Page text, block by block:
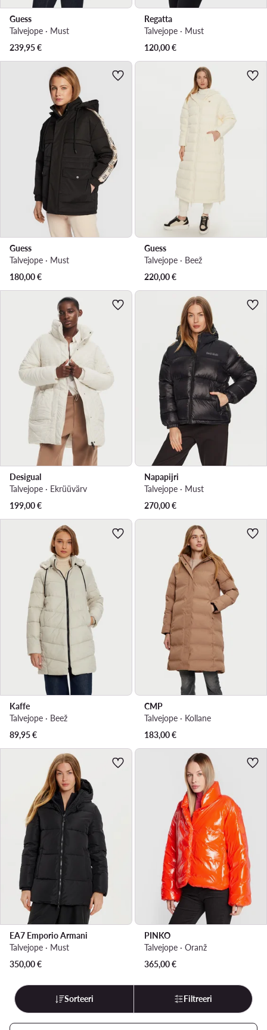
Guess
Talvejope · Must
239,95€
Regatta
Talvejope · Must
120,00€
Guess
Talvejope · Must
180,00€
Guess
Talvejope · Beež
220,00€
Desigual
Talvejope · Ekrüüvärv
199,00€
Napapijri
Talvejope · Must
270,00€
Kaffe
Talvejope · Beež
89,95€
CMP
Talvejope · Kollane
183,00€
EA7 Emporio Armani
Talvejope · Must
350,00€
PINKO
Talvejope · Oranž
365,00€
Sorteeri Filtreeri